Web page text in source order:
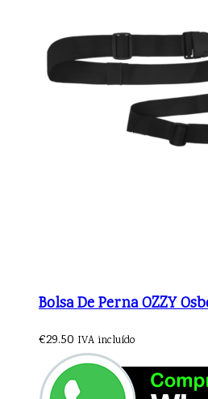
Bolsa De Perna OZZY
€29.50 IVA incluído